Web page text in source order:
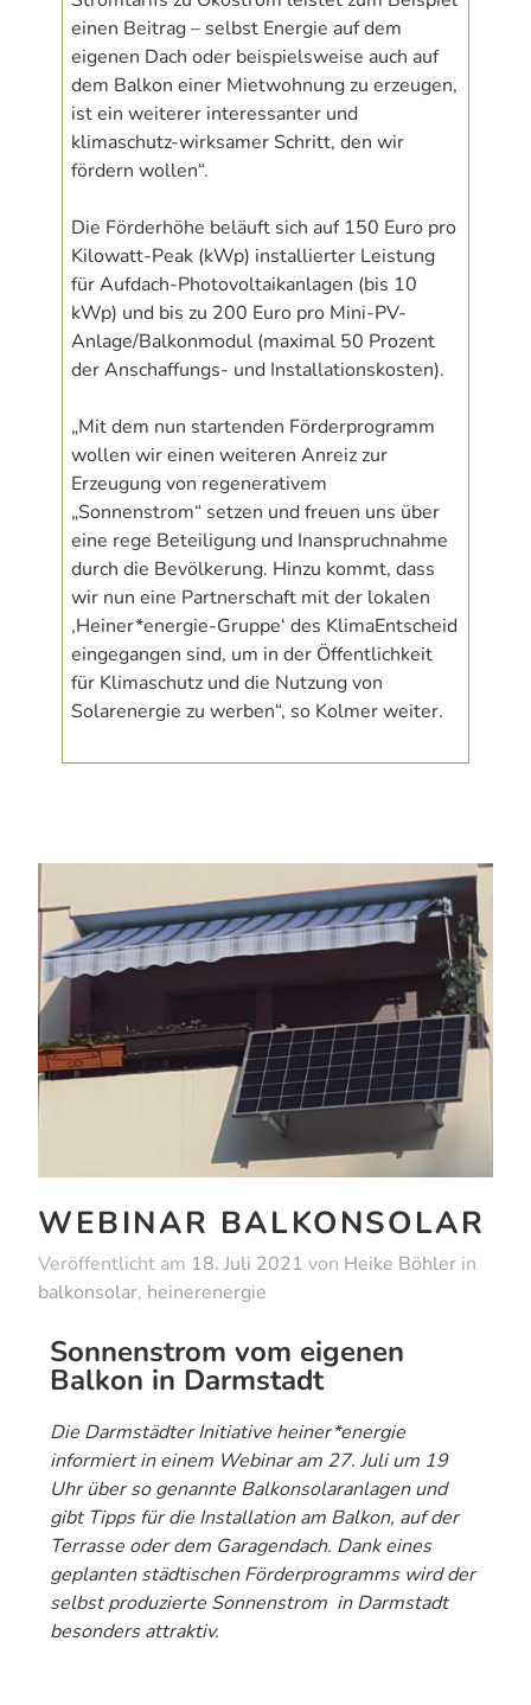
einen Beitrag – selbst Energie auf dem
eigenen Dach oder beispielsweise auch auf
dem Balkon einer Mietwohnung zu erzeugen,
ist ein weiterer interessanter und
klimaschutz-wirksamer Schritt, den wir
fördern wollen“.
Die Förderhöhe beläuft sich auf 150 Euro pro
Kilowatt-Peak (kWp) installierter Leistung
für Aufdach-Photovoltaikanlagen (bis 10
kWp) und bis zu 200 Euro pro Mini-PV-
Anlage/Balkonmodul (maximal 50 Prozent
der Anschaffungs- und Installationskosten).
„Mit dem nun startenden Förderprogramm
wollen wir einen weiteren Anreiz zur
Erzeugung von regenerativem
„Sonnenstrom“ setzen und freuen uns über
eine rege Beteiligung und Inanspruchnahme
durch die Bevölkerung. Hinzu kommt, dass
wir nun eine Partnerschaft mit der lokalen
‚Heiner*energie-Gruppe‘ des KlimaEntscheid
eingegangen sind, um in der Öffentlichkeit
für Klimaschutz und die Nutzung von
Solarenergie zu werben“, so Kolmer weiter.
WEBINAR BALKONSOLAR
Veröffentlicht am 18. Juli 2021 von Heike Böhler in
balkonsolar, heinerenergie
Sonnenstrom vom eigenen
Balkon in Darmstadt
Die Darmstädter Initiative heiner*energie
informiert in einem Webinaram 27. Julium 19
Uhrüber so genannte Balkonsolaranlagen und
gibt Tipps für die Installation am Balkon, auf der
Terrasse oder dem Garagendach. Dank eines
geplanten städtischen Förderprogramms wird der
selbst produzierte Sonnenstrom in Darmstadt
besonders attraktiv.